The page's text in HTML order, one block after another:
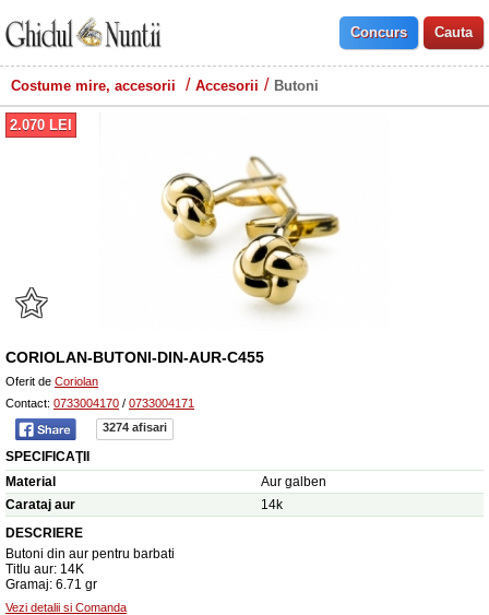
Costume mire, accesorii Accesorii Butoni
2.070 LEI
CORIOLAN-BUTONI-DIN-AUR-C455
Oferit de Coriolan
Contact: 0733004170 / 0733004171
3274 afisari
SPECIFICAŢII
Material
Aur galben
Carataj aur
14k
DESCRIERE
Butoni din aur pentru barbati
Titlu aur: 14K
Gramaj: 6.71 gr
Vezi detalii si Comanda